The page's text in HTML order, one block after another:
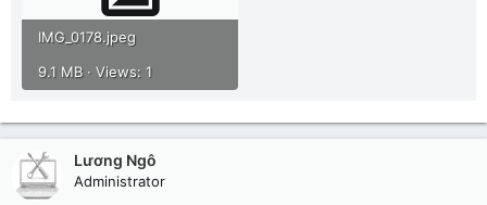
IMG_0178.jpeg
9.1 MB · Views: 1
Lương Ngô
Administrator